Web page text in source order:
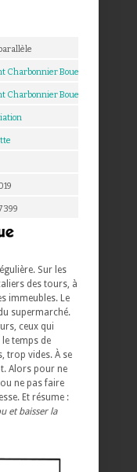
Charbonnier Bouet
Charbonnier Bouet
Sur les
des tours, à
immeubles. Le
supermarché.
ceux qui
temps de
trop vides. À se
Alors pour ne
ne pas faire
Et résume :
et baisser la